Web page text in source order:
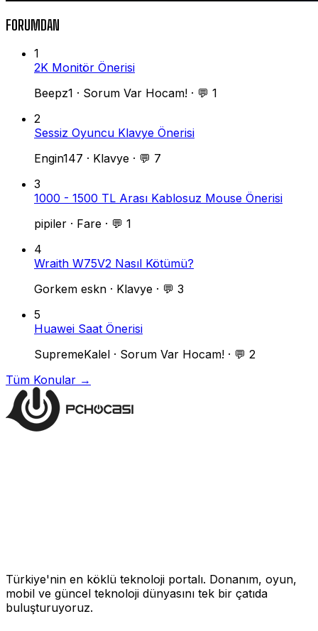
FORUMDAN
1
2K Monitör Önerisi
Beepz1 · Sorum Var Hocam! · 💬 1
2
Sessiz Oyuncu Klavye Önerisi
Engin147 · Klavye · 💬 7
3
1000 - 1500 TL Arası Kablosuz Mouse Önerisi
pipiler · Fare · 💬 1
4
Wraith W75V2 Nasıl Kötümü?
Gorkem eskn · Klavye · 💬 3
5
Huawei Saat Önerisi
SupremeKalel · Sorum Var Hocam! · 💬 2
Tüm Konular →
Türkiye'nin en köklü teknoloji portalı. Donanım, oyun,
mobil ve güncel teknoloji dünyasını tek bir çatıda
buluşturuyoruz.